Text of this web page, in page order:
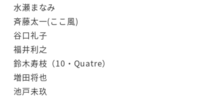
水瀬まなみ
斉藤太一(ここ風)
谷口礼子
福井利之
鈴木寿枝（10・Quatre）
増田将也
池戸未玖